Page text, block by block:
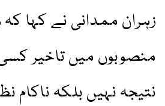
زہران ممدانی نے کہا
منصوبوں میں تاخیر
نتیجہ نہیں بلکہ ناکام